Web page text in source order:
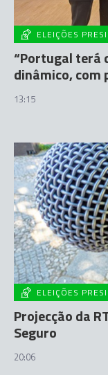
ELEIÇÕES
“Portugal terá
dinâmico, com
13:15
ELEIÇÕES
Projecção da
Seguro
20:06